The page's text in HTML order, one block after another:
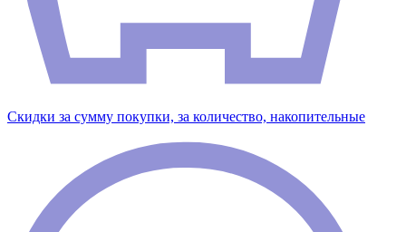
Скидки за сумму покупки, за количество, накопительные